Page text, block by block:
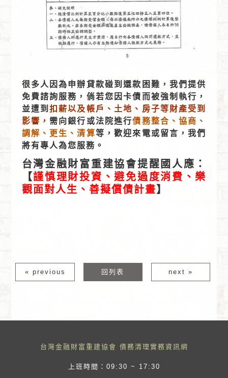
很多人因為申辦貸款碰到還款困難，我們提供
免費諮詢服務，倘若您因卡債而被強制執行，
並遭到扣薪以及帳戶、土地、房子等財產受到
影響， 需向銀行或法院進行債務整合、協商、
調解、更生、清算等，歡迎來電或留言，我們
將有專人為您服務。
台灣金融財富重建協會提醒國人應：
【謹慎理財投資、避免過度消費、樂
觀面對人生、善擬償債計畫】
« previous 回列表 next »
台灣金融財富重建協會 債務清理實務資訊網
上班時間：09:30 ~ 17:30